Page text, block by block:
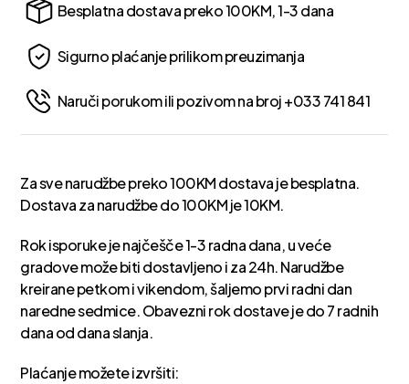
Besplatna dostava preko 100KM, 1-3 dana
Sigurno plaćanje prilikom preuzimanja
Naruči porukom ili pozivom na broj +033 741 841
Za sve narudžbe preko 100KM dostava je besplatna.
Dostava za narudžbe do 100KM je 10KM.
Rok isporuke je najčešče 1-3 radna dana, u veće
gradove može biti dostavljeno i za 24h. Narudžbe
kreirane petkom i vikendom, šaljemo prvi radni dan
naredne sedmice. Obavezni rok dostave je do 7 radnih
dana od dana slanja.
Plaćanje možete izvršiti: